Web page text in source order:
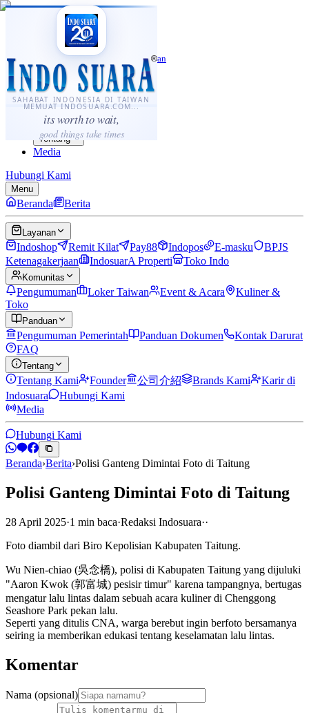
SAHABAT INDONESIA DI TAIWAN
MEMUAT INDOSUARA.COM...
its worth to wait,
good things take times
·...
⌘K
Sahabat Indonesia di Taiwan
Berita
Layanan
Komunitas
Panduan
Tentang
Media
Hubungi Kami
Menu
Beranda Berita
Layanan
Indoshop Remit Kilat Pay88 Indopos E-masku
BPJS
Ketenagakerjaan
IndosuarA Properti Toko Indo
Komunitas
Pengumuman Loker Taiwan Event & Acara
Kuliner &
Toko
Panduan
Pengumuman Pemerintah Panduan Dokumen
Kontak Darurat
FAQ
Tentang
Tentang Kami Founder 公司介紹 Brands Kami
Karir di
Indosuara
Hubungi Kami
Media
Hubungi Kami
Beranda›Berita›Polisi Ganteng Dimintai Foto di Taitung
Polisi Ganteng Dimintai Foto di Taitung
28 April 2025·1 min baca·Redaksi Indosuara··
Foto diambil dari Biro Kepolisian Kabupaten Taitung.
Wu Nien-chiao (吳念橋), polisi di Kabupaten Taitung yang dijuluki
"Aaron Kwok (郭富城) pesisir timur" karena tampangnya, bertugas
mengatur lalu lintas dalam sebuah acara kuliner di Chenggong
Seashore Park pekan lalu.
Seperti yang ditulis CNA, warga berebut ingin berfoto bersamanya
seiring ia memberikan edukasi tentang keselamatan lalu lintas.
Komentar
Nama (opsional)